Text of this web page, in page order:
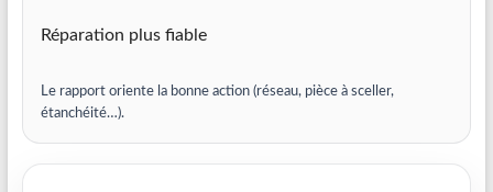
Réparation plus fiable
Le rapport oriente la bonne action (réseau, pièce à sceller,
étanchéité…).